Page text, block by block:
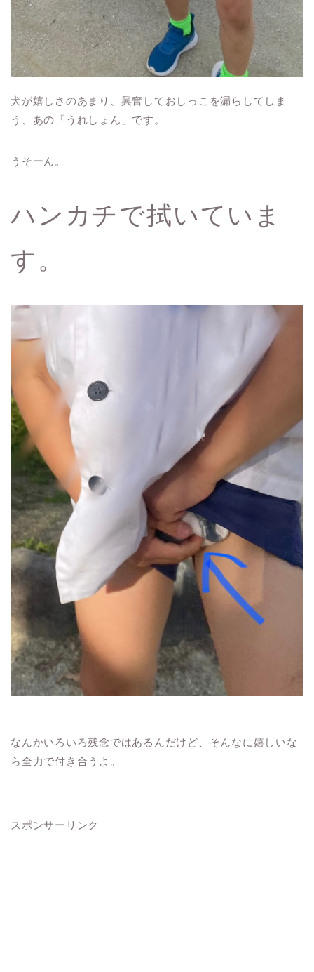
犬が嬉しさのあまり、興奮しておしっこを漏らしてしま
う、あの「うれしょん」です。
うそーん。
ハンカチで拭いていま
す。
なんかいろいろ残念ではあるんだけど、そんなに嬉しいな
ら全力で付き合うよ。
スポンサーリンク